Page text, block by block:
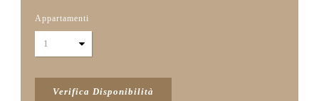
Appartamenti